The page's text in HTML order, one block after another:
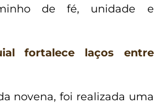
de fé, unidade e
fortalece laços entre
novena, foi realizada uma